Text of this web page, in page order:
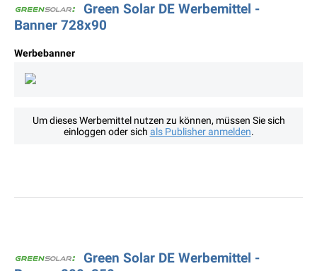
Green Solar DE Werbemittel -
Banner 728x90
Werbebanner
Um dieses Werbemittel nutzen zu können, müssen Sie sich
einloggen oder sich als Publisher anmelden.
Green Solar DE Werbemittel -